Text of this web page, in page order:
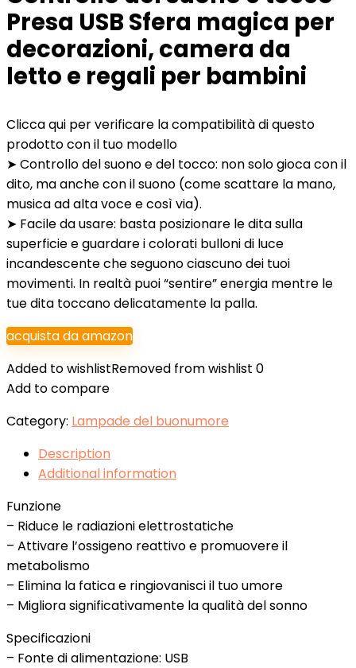
Presa USB Sfera magica per
decorazioni, camera da
letto e regali per bambini
Clicca qui per verificare la compatibilità di questo
prodotto con il tuo modello
➤ Controllo del suono e del tocco: non solo gioca con il
dito, ma anche con il suono (come scattare la mano,
musica ad alta voce e così via).
➤ Facile da usare: basta posizionare le dita sulla
superficie e guardare i colorati bulloni di luce
incandescente che seguono ciascuno dei tuoi
movimenti. In realtà puoi “sentire” energia mentre le
tue dita toccano delicatamente la palla.
acquista da amazon
Added to wishlistRemoved from wishlist 0
Add to compare
Category: Lampade del buonumore
Description
Additional information
Funzione
– Riduce le radiazioni elettrostatiche
– Attivare l’ossigeno reattivo e promuovere il
metabolismo
– Elimina la fatica e ringiovanisci il tuo umore
– Migliora significativamente la qualità del sonno
Specificazioni
– Fonte di alimentazione: USB